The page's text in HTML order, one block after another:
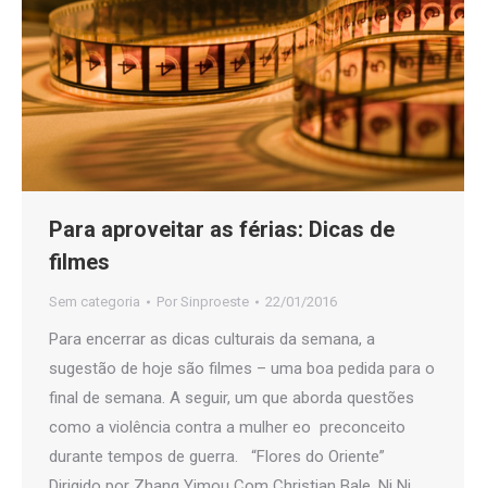
Para aproveitar as férias: Dicas de
filmes
Sem categoria Por Sinproeste 22/01/2016
Para encerrar as dicas culturais da semana, a
sugestão de hoje são filmes – uma boa pedida para o
final de semana. A seguir, um que aborda questões
como a violência contra a mulher eo preconceito
durante tempos de guerra. “Flores do Oriente”